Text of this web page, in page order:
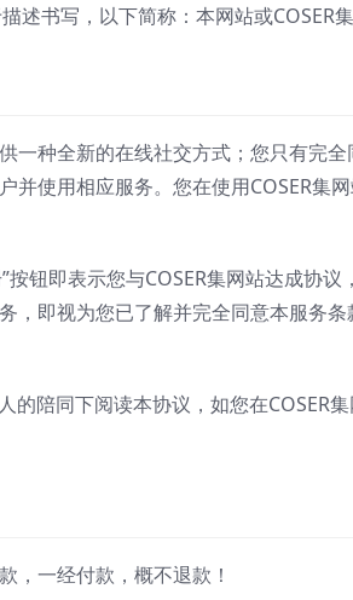
描述书写，以下简称：本网站或COSER集
一种全新的在线社交方式；您只有完
并使用相应服务。您在使用COSER集
钮即表示您与COSER集网站达成协
，即视为您已了解并完全同意本服务
的陪同下阅读本协议，如您在COSER
，一经付款，概不退款！